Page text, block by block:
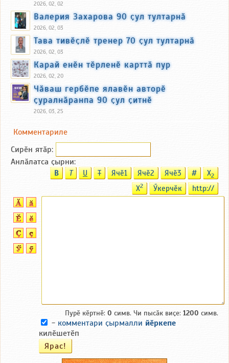
2026, 02, 02
Валерия Захарова 90 ҫул тултарнӑ
2026, 02, 03
Тава тивӗҫлӗ тренер 70 ҫул тултарнӑ
2026, 02, 03
Карай енӗн тӗрленӗ карттӑ пур
2026, 02, 20
Чӑваш гербӗпе ялавӗн авторӗ
ҫуралнӑранпа 90 ҫул ҫитнӗ
2026, 03, 25
Комментариле
Сирӗн ятӑp:
Анлӑлатса ҫырни:
B T U T Ячӗ1 Ячӗ2 Ячӗ3 # X2
X2 Ӳкерчӗк http://
Пурӗ кӗртнӗ: 0 симв. Чи пысӑк виҫе: 1200 симв.
- комментари ҫырмалли йӗркепе
килӗшетӗп